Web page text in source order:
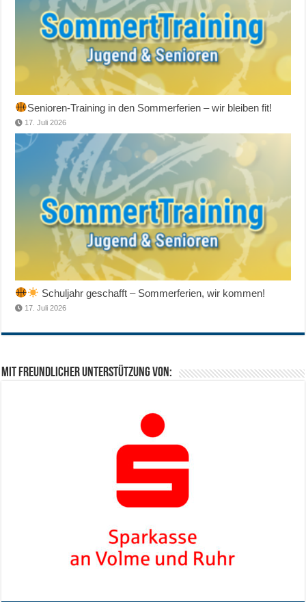
Senioren-Training in den Sommerferien – wir bleiben fit!
17. Juli 2026
Schuljahr geschafft – Sommerferien, wir kommen!
17. Juli 2026
Mit freundlicher Unterstützung von: